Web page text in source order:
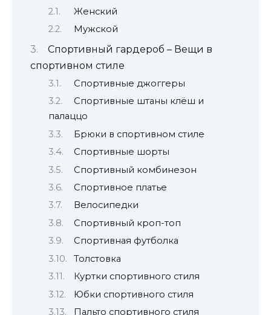
Женский
Мужской
Спортивный гардероб – Вещи в
спортивном стиле
Спортивные джоггеры
Спортивные штаны клёш и
палаццо
Брюки в спортивном стиле
Спортивные шорты
Спортивный комбинезон
Спортивное платье
Велосипедки
Спортивный кроп-топ
Спортивная футболка
Толстовка
Куртки спортивного стиля
Юбки спортивного стиля
Пальто спортивного стиля